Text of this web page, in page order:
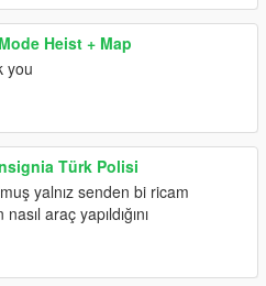
Heist + Map
you
Türk Polisi
yalnız senden bi ricam
araç yapıldığını